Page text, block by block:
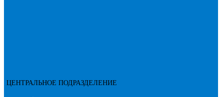
ЦЕНТРАЛЬНОЕ ПОДРАЗДЕЛЕНИЕ